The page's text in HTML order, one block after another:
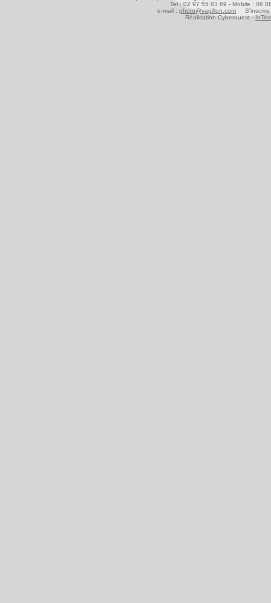
Tel : 02 97 55 83 69 - Mobile : 06
e-mail : photo@vapillon.com S'inscrire
Réalisation Cyberouest -